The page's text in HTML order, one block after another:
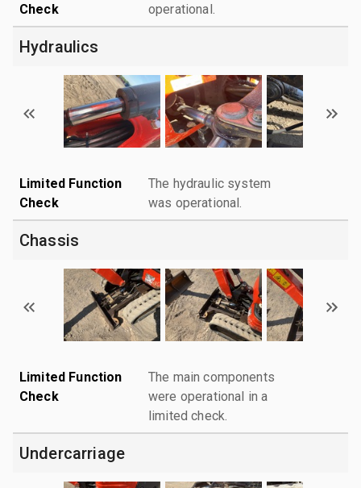
Check
operational.
Hydraulics
Limited Function
Check
The hydraulic system
was operational.
Chassis
Limited Function
Check
The main components
were operational in a
limited check.
Undercarriage